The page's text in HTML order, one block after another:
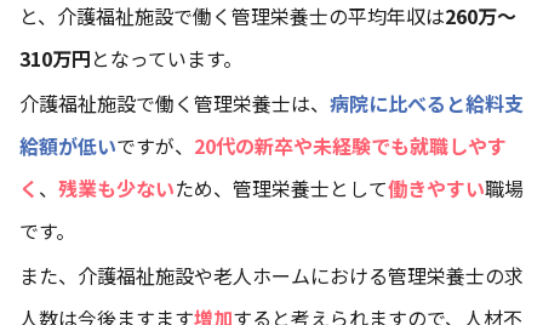
と、介護福祉施設で働く管理栄養士の平均年収は260万〜
310万円となっています。
介護福祉施設で働く管理栄養士は、 病院に比べると給料支
給額が低いですが、 20代の新卒や未経験でも就職しやす
く 、 残業も少ないため、管理栄養士として働きやすい職場
です。
また、介護福祉施設や老人ホームにおける管理栄養士の求
人数は今後ますます増加すると考えられますので、人材不